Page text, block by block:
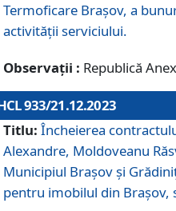
Termoficare Braşov, a
activităţii serviciului.
Observații : Republică
933/21.12.2023
Titlu: Încheierea
Alexandre, Moldoveanu
Municipiul Braşov şi
pentru imobilul din Brașov,